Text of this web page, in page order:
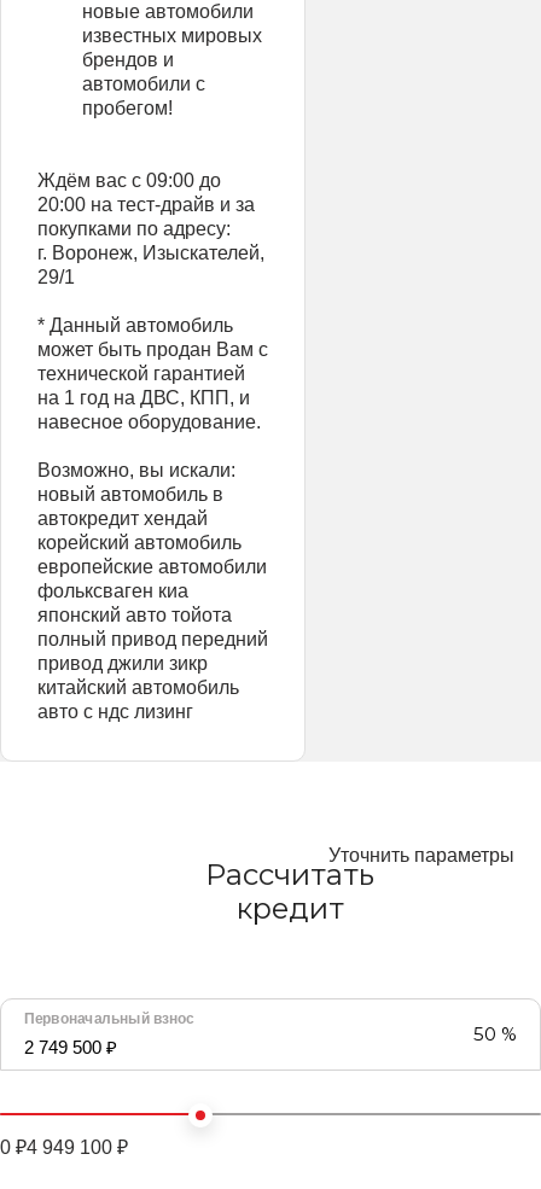
новые автомобили
известных мировых
брендов и
автомобили с
пробегом!
Ждём вас с 09:00 до
20:00 на тест-драйв и за
покупками по адресу:
г. Воронеж, Изыскателей,
29/1
* Данный автомобиль
может быть продан Вам с
технической гарантией
на 1 год на ДВС, КПП, и
навесное оборудование.
Возможно, вы искали:
новый автомобиль в
автокредит хендай
корейский автомобиль
европейские автомобили
фольксваген киа
японский авто тойота
полный привод передний
привод джили зикр
китайский автомобиль
авто с ндс лизинг
Рассчитать
кредит
Уточнить параметры
Первоначальный взнос
2 749 500 ₽
50 %
0 ₽4 949 100 ₽